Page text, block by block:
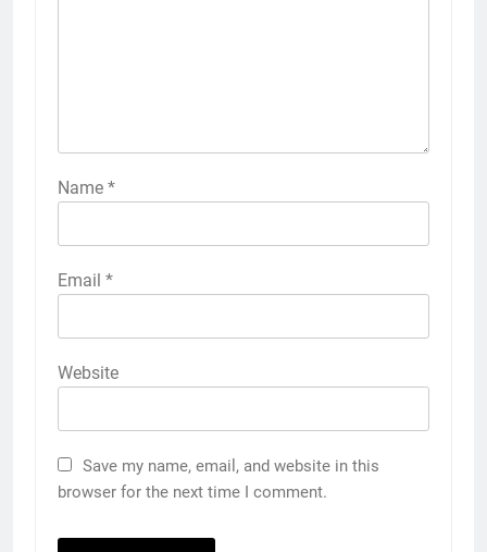
Name *
Email *
Website
Save my name, email, and website in this
browser for the next time I comment.